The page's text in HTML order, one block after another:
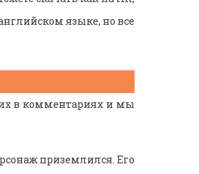
языке, но все
в комментариях и мы
приземлился. Его